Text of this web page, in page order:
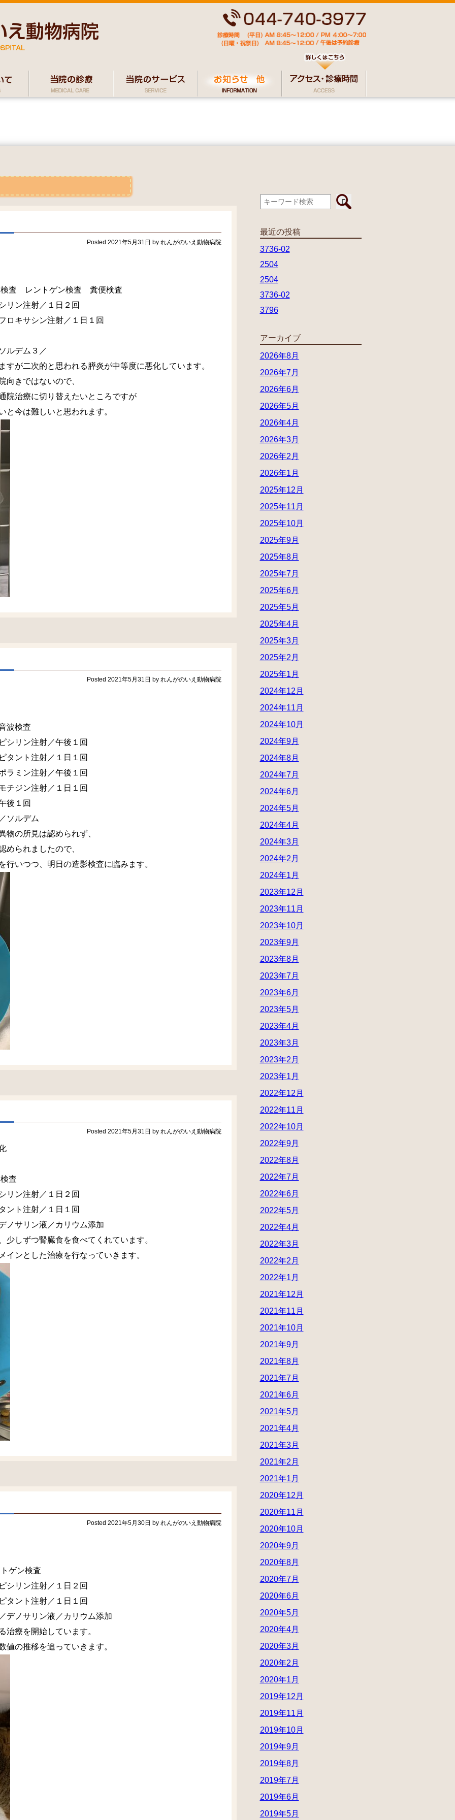
Posted 2021年5月31日 by れんがのいえ動物病院
査 レントゲン検査 糞便検査
ン注射／１日２回
射／１日１回
ム３／
二次的と思われる膵炎が中等度に悪化しています。
はないので、
切り替えたいところですが
しいと思われます。
Posted 2021年5月31日 by れんがのいえ動物病院
検査
リン注射／午後１回
射／１日１回
射／午後１回
射／１日１回
回
デム
所見は認められず、
したので、
明日の造影検査に臨みます。
Posted 2021年5月31日 by れんがのいえ動物病院
査
ン注射／１日２回
射／１日１回
液／カリウム添加
ずつ腎臓食を食べてくれています。
治療を行なっていきます。
Posted 2021年5月30日 by れんがのいえ動物病院
ゲン検査
リン注射／１日２回
射／１日１回
ン液／カリウム添加
を開始しています。
追っていきます。
最近の投稿
3736-02
2504
2504
3736-02
3796
アーカイブ
2026年8月
2026年7月
2026年6月
2026年5月
2026年4月
2026年3月
2026年2月
2026年1月
2025年12月
2025年11月
2025年10月
2025年9月
2025年8月
2025年7月
2025年6月
2025年5月
2025年4月
2025年3月
2025年2月
2025年1月
2024年12月
2024年11月
2024年10月
2024年9月
2024年8月
2024年7月
2024年6月
2024年5月
2024年4月
2024年3月
2024年2月
2024年1月
2023年12月
2023年11月
2023年10月
2023年9月
2023年8月
2023年7月
2023年6月
2023年5月
2023年4月
2023年3月
2023年2月
2023年1月
2022年12月
2022年11月
2022年10月
2022年9月
2022年8月
2022年7月
2022年6月
2022年5月
2022年4月
2022年3月
2022年2月
2022年1月
2021年12月
2021年11月
2021年10月
2021年9月
2021年8月
2021年7月
2021年6月
2021年5月
2021年4月
2021年3月
2021年2月
2021年1月
2020年12月
2020年11月
2020年10月
2020年9月
2020年8月
2020年7月
2020年6月
2020年5月
2020年4月
2020年3月
2020年2月
2020年1月
2019年12月
2019年11月
2019年10月
2019年9月
2019年8月
2019年7月
2019年6月
2019年5月